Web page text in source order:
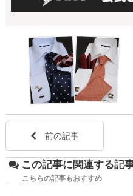
前の記事
この記事に関連する記
こちらの記事もおすすめ